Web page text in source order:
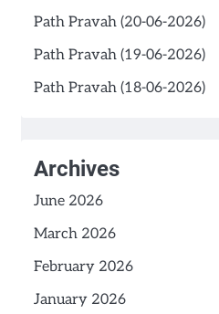
Path Pravah (20-06-2026)
Path Pravah (19-06-2026)
Path Pravah (18-06-2026)
Archives
June 2026
March 2026
February 2026
January 2026